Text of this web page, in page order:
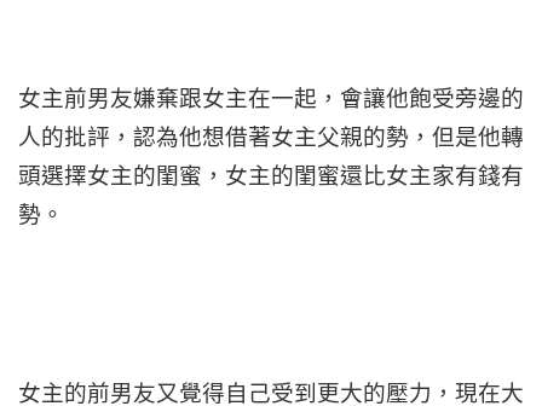
女主前男友嫌棄跟女主在一起，會讓他飽受旁邊的
人的批評，認為他想借著女主父親的勢，但是他轉
頭選擇女主的閨蜜，女主的閨蜜還比女主家有錢有
勢。
女主的前男友又覺得自己受到更大的壓力，現在大